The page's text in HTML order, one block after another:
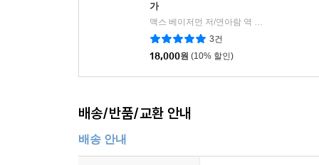
- ［퍼블리셔스 위클리］
설명하고, 법정에서 예리하게 다듬은 이상과 관습
- ［워싱턴포스트］
가
맥스 베이저먼 저/연아람 역 | 민음사
3건
18,000원 (10% 할인)
배송/반품/교환 안내
배송 안내